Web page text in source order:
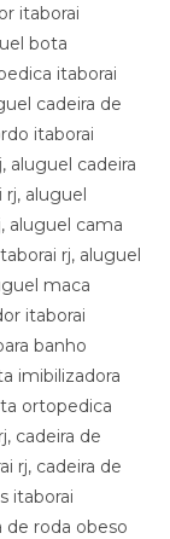
itaborai
bota
itaborai
cadeira de
itaborai
aluguel cadeira
rj, aluguel
aluguel cama
rj, aluguel
maca
itaborai
banho
imibilizadora
ortopedica
cadeira de
rj, cadeira de
itaborai
de roda obeso